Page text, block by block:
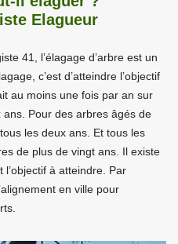
Elagueur
41, l’élagage d’arbre est un
c’est d’atteindre l’objectif
au moins une fois par an sur
Pour des arbres âgés de
les deux ans. Et tous les
de plus de vingt ans. Il existe
l’objectif à atteindre. Par
en ville pour